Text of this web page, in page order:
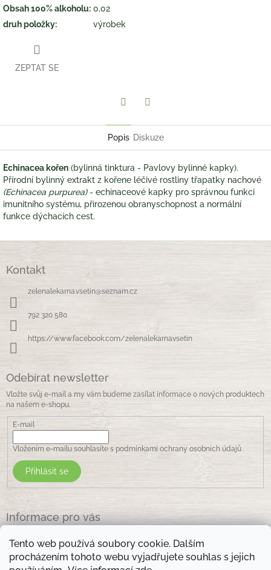
Tento web používá soubory cookie. Dalším
procházením tohoto webu vyjadřujete souhlas s jejich
Obsah 100% alkoholu: 0,02
druh položky: výrobek
ZEPTAT SE
Popis Diskuze
Echinacea kořen (bylinná tinktura - Pavlovy bylinné kapky).
Přírodní bylinný extrakt z kořene léčivé rostliny třapatky nachové
(Echinacea purpurea)- echinaceové kapky pro správnou funkci
imunitního systému, přirozenou obranyschopnost a normální
funkce dýchacích cest.
Kontakt
zelenalekarna.vsetin@seznam.cz
792 320 580
https://www.facebook.com/zelenalekarnavsetin
Odebírat newsletter
Vložte svůj e-mail a my vám budeme zasílat informace o nových produktech
na našem e-shopu.
E-mail
Vložením e-mailu souhlasíte s podmínkami ochrany osobních údajů
Přihlásit se
Informace pro vás
Obchodní podmínky
Podmínky ochrany osobních údajů